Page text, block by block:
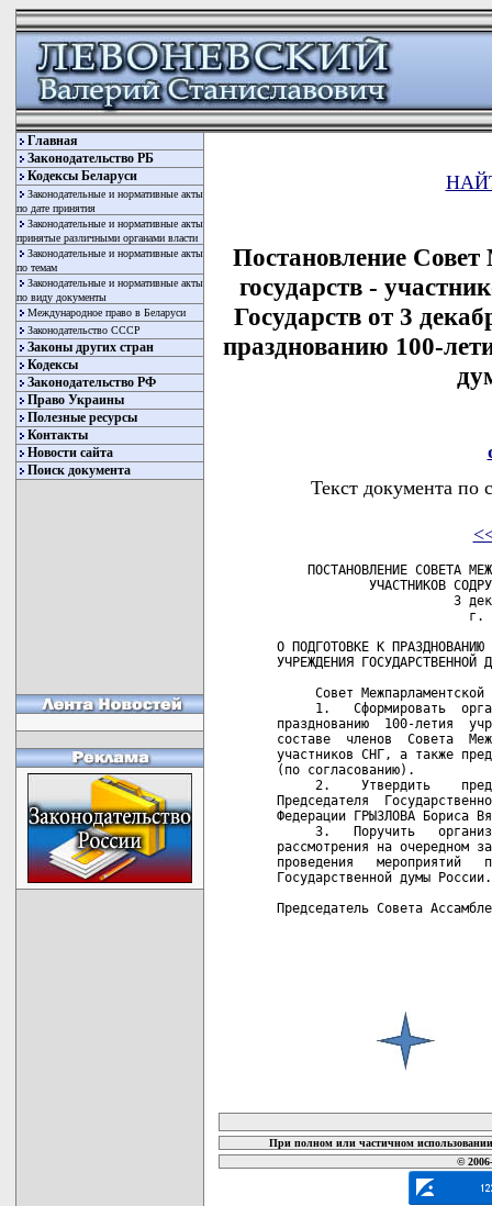
Главная
Законодательство РБ
Кодексы Беларуси
Законодательные и нормативные акты
по дате принятия
Законодательные и нормативные акты
принятые различными органами власти
Законодательные и нормативные акты
по темам
Законодательные и нормативные акты
по виду документы
Международное право в Беларуси
Законодательство СССР
Законы других стран
Кодексы
Законодательство РФ
Право Украины
Полезные ресурсы
Контакты
Новости сайта
Поиск документа
Постановление
государств -
Государств от 3
празднованию 100-
Текст документа по
ПОСТАНОВЛЕНИЕ СОВЕТА
УЧАСТНИКОВ
3
г.
О ПОДГОТОВКЕ К ПРАЗДНОВАНИЮ
УЧРЕЖДЕНИЯ ГОСУДАРСТВЕННОЙ
Совет Межпарламентской
1.   Сформировать
празднованию  100-летия
составе  членов  Совета
участников СНГ, а также
(по согласованию).
2.    Утвердить
Председателя
Федерации ГРЫЗЛОВА Бориса
3.   Поручить
рассмотрения на очередном
проведения   мероприятий
Государственной думы России.
Председатель Совета
При полном или частичном
©